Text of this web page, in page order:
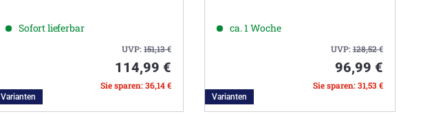
Sofort lieferbar
UVP:151,13€
114,99 €
Sie sparen: 36,14 €
Varianten
ca. 1 Woche
UVP:128,52€
96,99 €
Sie sparen: 31,53 €
Varianten